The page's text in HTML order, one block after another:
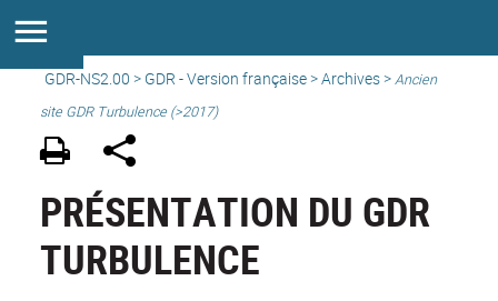
GDR-NS2.00 > GDR - Version française>Archives>Ancien
site GDR Turbulence (>2017)
PRÉSENTATION DU GDR
TURBULENCE